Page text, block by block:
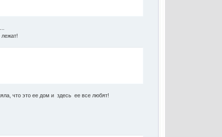
лежат!
что это ее дом и здесь ее все любят!